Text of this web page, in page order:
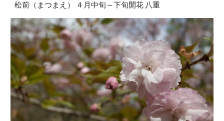
松前（まつまえ） ４月中旬～下旬開花 八重